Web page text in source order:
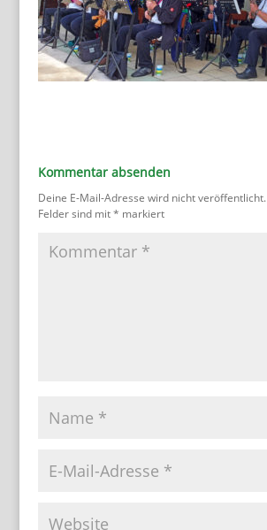
Kommentar absenden
Deine E-Mail-Adresse wird nicht veröffentlicht.
Felder sind mit* markiert